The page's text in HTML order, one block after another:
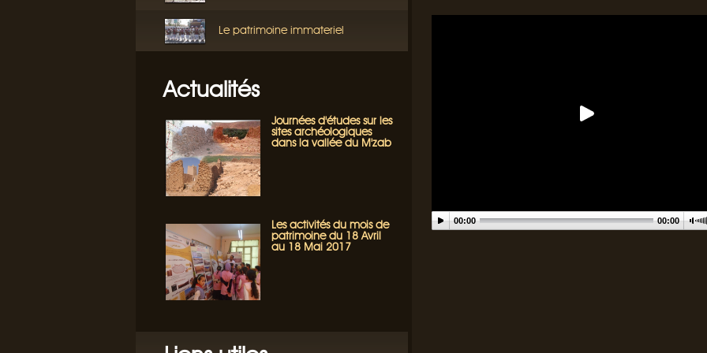
Le patrimoine immateriel
Actualités
Journées d'études sur les
sites archéologiques
dans la vallée du M'zab
Les activités du mois de
patrimoine du 18 Avril
au 18 Mai 2017
00:00 00:00